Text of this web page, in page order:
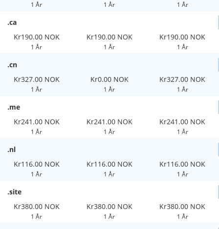
1 År 1 År 1 År
.ca
Kr190.00 NOK
1 År
Kr190.00 NOK
1 År
Kr190.00 NOK
1 År
.cn
Kr327.00 NOK
1 År
Kr0.00 NOK
1 År
Kr327.00 NOK
1 År
.me
Kr241.00 NOK
1 År
Kr241.00 NOK
1 År
Kr241.00 NOK
1 År
.nl
Kr116.00 NOK
1 År
Kr116.00 NOK
1 År
Kr116.00 NOK
1 År
.site
Kr380.00 NOK
1 År
Kr380.00 NOK
1 År
Kr380.00 NOK
1 År